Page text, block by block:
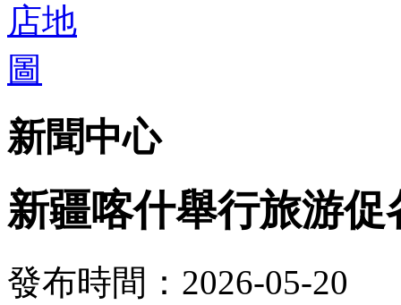
新聞中心
新疆喀什舉行旅游
發布時間：2026-05-20